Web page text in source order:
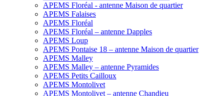
APEMS Floréal - antenne Maison de quartier
APEMS Falaises
APEMS Floréal
APEMS Floréal – antenne Dapples
APEMS Loup
APEMS Pontaise 18 – antenne Maison de quartier
APEMS Malley
APEMS Malley – antenne Pyramides
APEMS Petits Cailloux
APEMS Montolivet
APEMS Montolivet – antenne Chandieu